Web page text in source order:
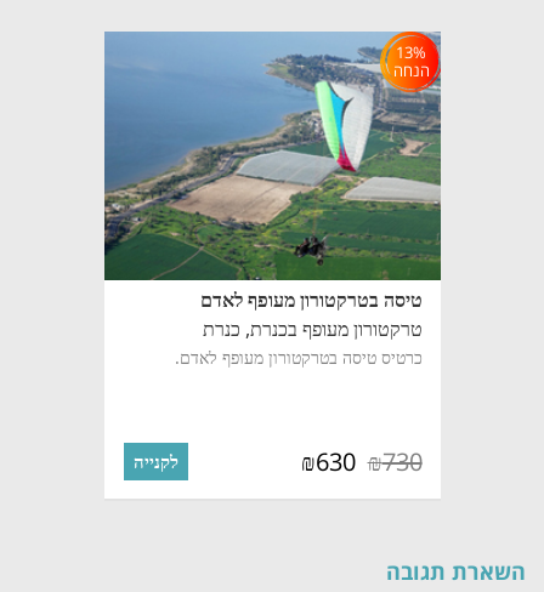
13%
הנחה
טיסה בטרקטורון מעופף לאדם
טרקטורון מעופף בכנרת, כנרת
כרטיס טיסה בטרקטורון מעופף לאדם.
₪730
₪630 לקנייה
השארת תגובה